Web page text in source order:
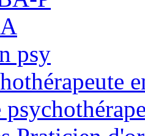
psy